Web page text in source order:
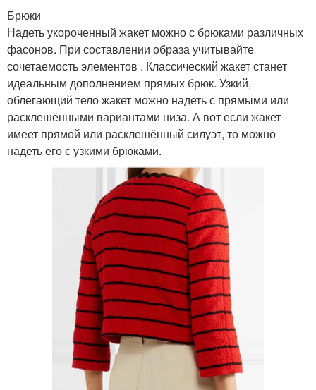
Брюки
Надеть укороченный жакет можно с брюками различных
фасонов. При составлении образа учитывайте
сочетаемость элементов . Классический жакет станет
идеальным дополнением прямых брюк. Узкий,
облегающий тело жакет можно надеть с прямыми или
расклешёнными вариантами низа. А вот если жакет
имеет прямой или расклешённый силуэт, то можно
надеть его с узкими брюками.